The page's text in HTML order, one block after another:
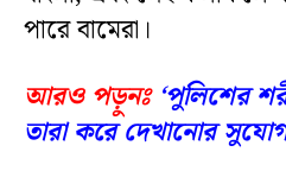
পারে বামেরা।
আরও পড়ুনঃ ‘পুলিশের
তারা করে দেখানোর